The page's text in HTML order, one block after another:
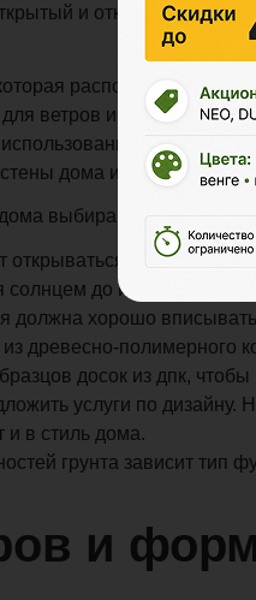
и открытый. Дом с
располагается на
ветров и осадков;
в летнее
дома или быть
выбирают учитывая:
с пристройки.
до и после
должна хорошо
древесно-полимерного
досок из дпк,
услуги по дизайну.
в стиль дома.
грунта зависит тип
и